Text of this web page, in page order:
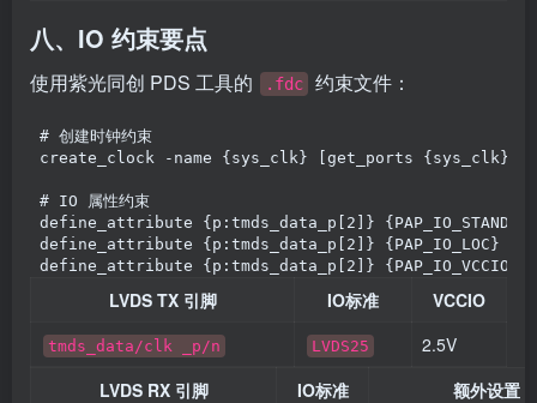
八、IO 约束要点
使用紫光同创 PDS 工具的 .fdc 约束文件：
# 创建时钟约束
create_clock
- name {sys_clk} [get_ports {sys_clk}]
# IO 属性约束
define_attribute {p:tmds_data_p[ 2 ]}
define_attribute {p:tmds_data_p[ 2 ]} {PAP_IO_LOC}
define_attribute {p:tmds_data_p[ 2 ]} {PAP_IO_VCCIO} {
LVDS TX 引脚 IO标准 VCCIO
tmds_data/clk _p/n LVDS25
2.5V
LVDS RX 引脚
IO标准 额外设置